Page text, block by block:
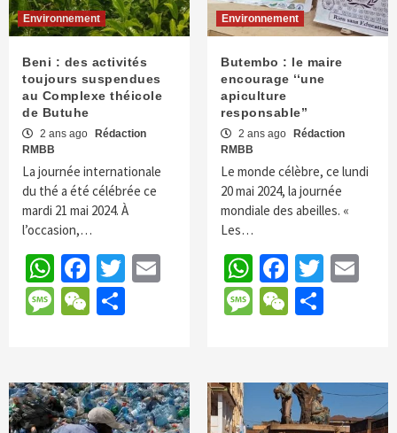
Environnement
Beni : des activités
toujours suspendues
au Complexe théicole
de Butuhe
2 ans ago
Rédaction
RMBB
La journée internationale
du thé a été célébrée ce
mardi 21 mai 2024. À
l’occasion,…
WhatsApp
Facebook
TwitterEmail
Message
WeChatPartager
Environnement
Butembo : le maire
encourage ‘‘une
apiculture
responsable’’
2 ans ago
Rédaction
RMBB
Le monde célèbre, ce lundi
20 mai 2024, la journée
mondiale des abeilles. «
Les…
WhatsApp
Message
WeChat